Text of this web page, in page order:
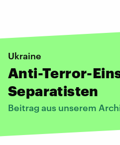
Ukraine
Anti-Terror-
Separatisten
Beitrag aus unserem